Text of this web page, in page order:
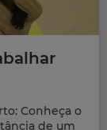
Conheça o
de um